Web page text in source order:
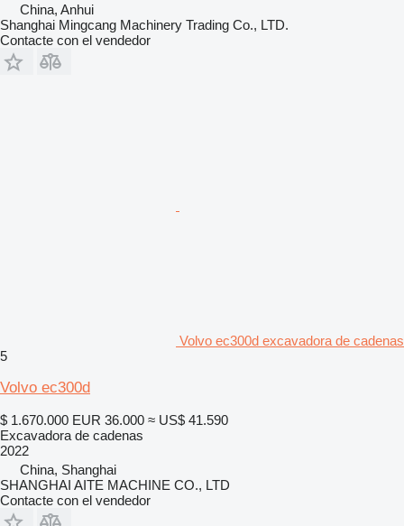
China, Anhui
Shanghai Mingcang Machinery Trading Co., LTD.
Contacte con el vendedor
Volvo ec300d excavadora de cadenas
5
Volvo ec300d
$ 1.670.000 EUR 36.000 ≈ US$ 41.590
Excavadora de cadenas
2022
China, Shanghai
SHANGHAI AITE MACHINE CO., LTD
Contacte con el vendedor